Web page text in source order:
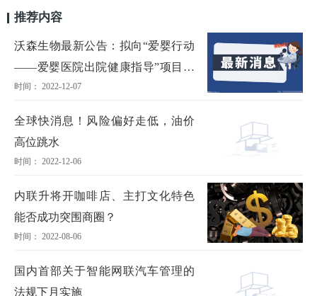
推荐内容
沃森生物最新公告：拟向“爱婴行动
——爱婴医院出院健康指导”项目捐
赠545万元
时间： 2022-12-07
全球快消息！风险偏好走低，油价
高位跳水
时间： 2022-12-06
内联升将开咖啡店、主打文化特色
能否成功突围商圈？
时间： 2022-08-06
国内首部关于智能网联汽车管理的
法规下月实施